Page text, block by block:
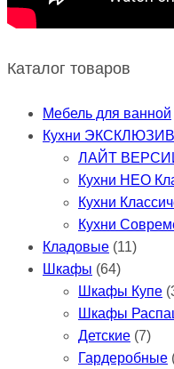
Каталог товаров
Мебель для ванной
Кухни ЭКСКЛЮЗИВ
ЛАЙТ
Кухни НЕО
Кухни
Кухни
Кладовые (11)
Шкафы (64)
Шкафы Купе
Шкафы
Детские (7)
Гардеробные